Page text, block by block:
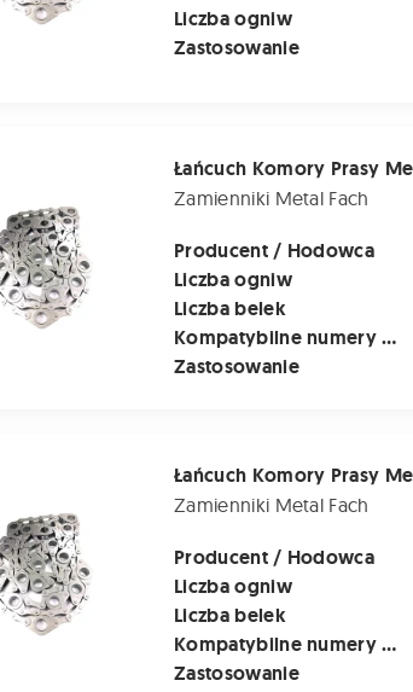
Liczba ogniw
Zastosowanie
Zamienniki Metal Fach
Producent / Hodowca
Liczba ogniw
Liczba belek
Kompatybilne numery katalogowe
Zastosowanie
Zamienniki Metal Fach
Producent / Hodowca
Liczba ogniw
Liczba belek
Kompatybilne numery katalogowe
Zastosowanie